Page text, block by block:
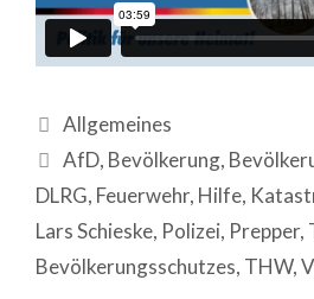
Allgemeines
AfD, Bevölkerung,
DLRG, Feuerwehr, Hilfe,
Lars Schieske, Polizei, Prepper,
Bevölkerungsschutzes, THW,